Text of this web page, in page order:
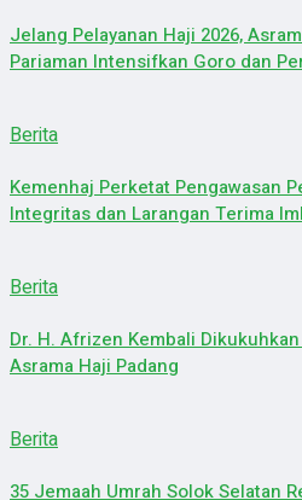
Jelang Pelayanan Haji 2026,
Pariaman Intensifkan Goro dan
Berita
Kemenhaj Perketat Pengawasan
Integritas dan Larangan Terima
Berita
Dr. H. Afrizen Kembali
Asrama Haji Padang
Berita
35 Jemaah Umrah Solok Selatan